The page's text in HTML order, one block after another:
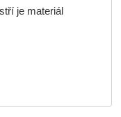
je materiál